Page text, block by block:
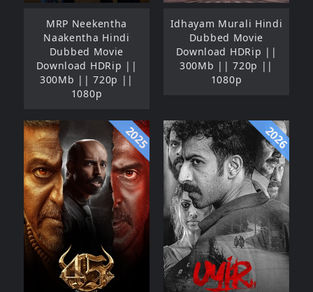
MRP Neekentha
Naakentha Hindi
Dubbed Movie
Download HDRip ||
300Mb || 720p ||
1080p
Idhayam Murali Hindi
Dubbed Movie
Download HDRip ||
300Mb || 720p ||
1080p
2025 2026